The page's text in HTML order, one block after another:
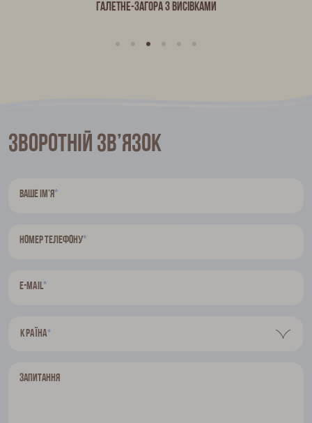
Галетне-Загора з висівками
Зворотній зв’язок
Ваше ім’я*
Номер телефону*
E-mail*
Країна*
Запитання